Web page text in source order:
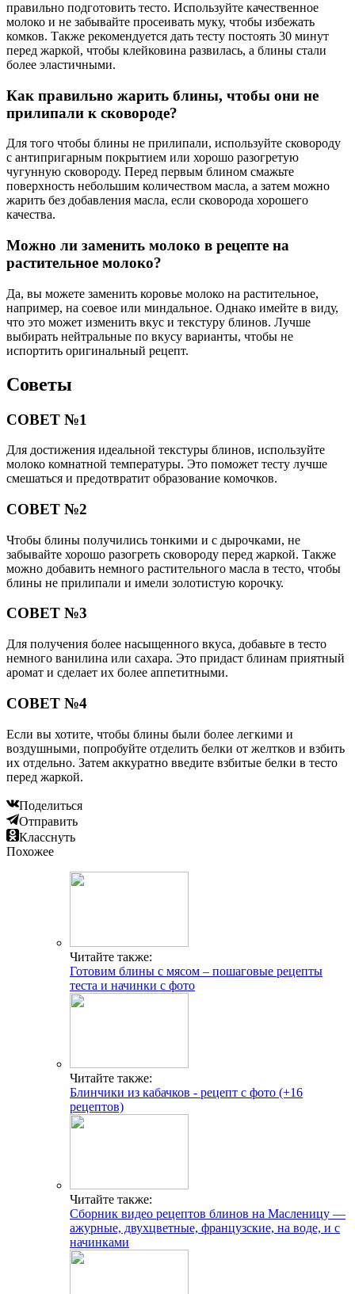
правильно подготовить тесто. Используйте качественное
молоко и не забывайте просеивать муку, чтобы избежать
комков. Также рекомендуется дать тесту постоять 30 минут
перед жаркой, чтобы клейковина развилась, а блины стали
более эластичными.
Как правильно жарить блины, чтобы они не
прилипали к сковороде?
Для того чтобы блины не прилипали, используйте сковороду
с антипригарным покрытием или хорошо разогретую
чугунную сковороду. Перед первым блином смажьте
поверхность небольшим количеством масла, а затем можно
жарить без добавления масла, если сковорода хорошего
качества.
Можно ли заменить молоко в рецепте на
растительное молоко?
Да, вы можете заменить коровье молоко на растительное,
например, на соевое или миндальное. Однако имейте в виду,
что это может изменить вкус и текстуру блинов. Лучше
выбирать нейтральные по вкусу варианты, чтобы не
испортить оригинальный рецепт.
Советы
СОВЕТ №1
Для достижения идеальной текстуры блинов, используйте
молоко комнатной температуры. Это поможет тесту лучше
смешаться и предотвратит образование комочков.
СОВЕТ №2
Чтобы блины получились тонкими и с дырочками, не
забывайте хорошо разогреть сковороду перед жаркой. Также
можно добавить немного растительного масла в тесто, чтобы
блины не прилипали и имели золотистую корочку.
СОВЕТ №3
Для получения более насыщенного вкуса, добавьте в тесто
немного ванилина или сахара. Это придаст блинам приятный
аромат и сделает их более аппетитными.
СОВЕТ №4
Если вы хотите, чтобы блины были более легкими и
воздушными, попробуйте отделить белки от желтков и взбить
их отдельно. Затем аккуратно введите взбитые белки в тесто
перед жаркой.
Поделиться
Отправить
Класснуть
Похожее
Читайте также:
Готовим блины с мясом – пошаговые рецепты
теста и начинки с фото
Читайте также:
Блинчики из кабачков - рецепт с фото (+16
рецептов)
Читайте также:
Сборник видео рецептов блинов на Масленицу —
ажурные, двухцветные, французские, на воде, и с
начинками